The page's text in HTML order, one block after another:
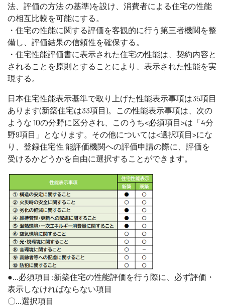
法、評価の方法 の基準)を設け、消費者による住宅の性能
の相互比較を可能にする。
・住宅の性能に関する評価を客観的に行う第三者機関を整
備し、評価結果の信頼性を確保する。
・住宅性能評価書に表示された住宅の性能は、契約内容と
されることを原則とすることにより、表示された性能を実
現する。
日本住宅性能表示基準で取り上げた性能表示事項は35項目
あります(新築住宅は33項目)。この性能表示事項は、次の
ような 10の分野に区分され、このうち<必須項目>は「4分
野9項目」となります。その他については<選択項目>にな
り、登録住宅性 能評価機関への評価申請の際に、評価を
受けるかどうかを自由に選択することができます。
●...必須項目:新築住宅の性能評価を行う際に、必ず評価・
表示しなければならない項目
〇...選択項目